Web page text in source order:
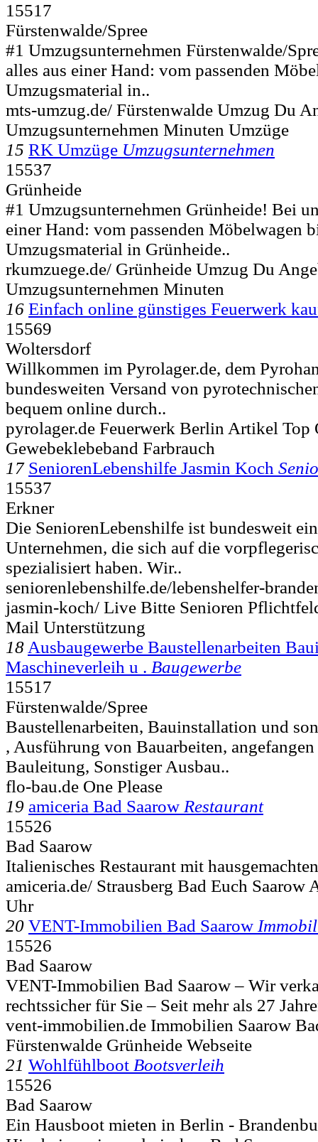
15517
Fürstenwalde/Spree
#1 Umzugsunternehmen Fürstenwalde/
alles aus einer Hand: vom passenden
Umzugsmaterial in..
mts-umzug.de/ Fürstenwalde Umzug Du
Umzugsunternehmen Minuten Umzüge
15 RK Umzüge Umzugsunternehmen
15537
Grünheide
#1 Umzugsunternehmen Grünheide! Bei
einer Hand: vom passenden Möbelwagen
Umzugsmaterial in Grünheide..
rkumzuege.de/ Grünheide Umzug Du
Umzugsunternehmen Minuten
16 Einfach online günstiges Feuerwerk
15569
Woltersdorf
Willkommen im Pyrolager.de, dem
bundesweiten Versand von
bequem online durch..
pyrolager.de Feuerwerk Berlin Artikel Top
Gewebeklebeband Farbrauch
17 SeniorenLebenshilfe Jasmin Koch
15537
Erkner
Die SeniorenLebenshilfe ist bundesweit
Unternehmen, die sich auf die
spezialisiert haben. Wir..
seniorenlebenshilfe.de/lebenshelfer-
jasmin-koch/ Live Bitte Senioren
Mail Unterstützung
18 Ausbaugewerbe Baustellenarbeiten
Maschineverleih u . Baugewerbe
15517
Fürstenwalde/Spree
Baustellenarbeiten, Bauinstallation und
, Ausführung von Bauarbeiten,
Bauleitung, Sonstiger Ausbau..
flo-bau.de One Please
19 amiceria Bad Saarow Restaurant
15526
Bad Saarow
Italienisches Restaurant mit
amiceria.de/ Strausberg Bad Euch Saarow
Uhr
20 VENT-Immobilien Bad Saarow
15526
Bad Saarow
VENT-Immobilien Bad Saarow – Wir
rechtssicher für Sie – Seit mehr als 27
vent-immobilien.de Immobilien Saarow
Fürstenwalde Grünheide Webseite
21 Wohlfühlboot Bootsverleih
15526
Bad Saarow
Ein Hausboot mieten in Berlin -